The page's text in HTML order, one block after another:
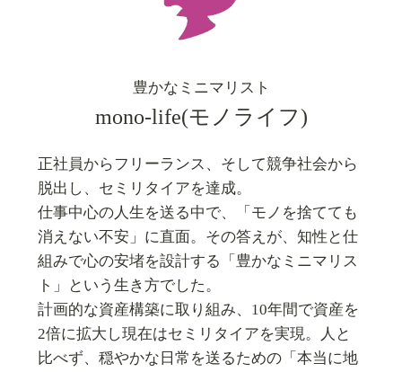
豊かなミニマリスト
mono-life(モノライフ)
正社員からフリーランス、そして競争社会から
脱出し、セミリタイアを達成。
仕事中心の人生を送る中で、「モノを捨てても
消えない不安」に直面。その答えが、知性と仕
組みで心の安堵を設計する「豊かなミニマリス
ト」という生き方でした。
計画的な資産構築に取り組み、10年間で資産を
2倍に拡大し現在はセミリタイアを実現。人と
比べず、穏やかな日常を送るための「本当に地